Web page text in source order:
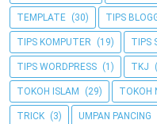
TEMPLATE (30) TIPS
TIPS KOMPUTER (19) TIPS
TIPS WORDPRESS (1) TKJ
TOKOH ISLAM (29) TOKOH
TRICK (3) UMPAN PANCING